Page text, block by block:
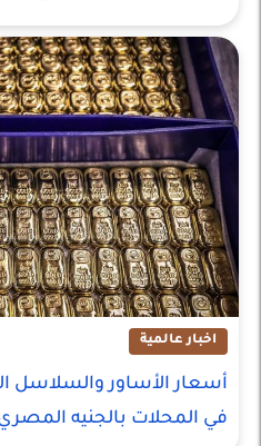
اخبار عالمية
أسعار الأساور والسلاسل
في المحلات بالجنيه المصري